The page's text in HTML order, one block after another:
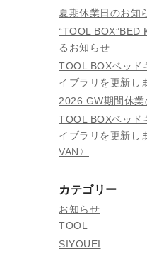
夏期休業日のお知
“TOOL BOX”BED
るお知らせ
TOOL BOXベッ
イブラリを更新し
2026 GW期間休
TOOL BOXベッ
イブラリを更新し
VAN〉
カテゴリー
お知らせ
TOOL
SIYOUEI